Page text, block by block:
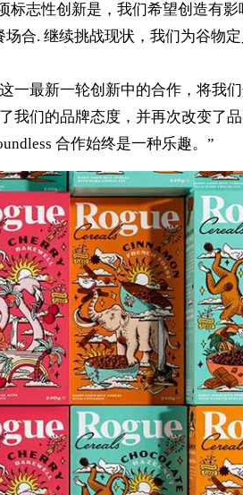
标志性创新是，我们希望创造有
合. 继续挑战现状，我们为谷物
一最新一轮创新中的合作，将我
我们的品牌态度，并再次改变了
合作始终是一种乐趣。”